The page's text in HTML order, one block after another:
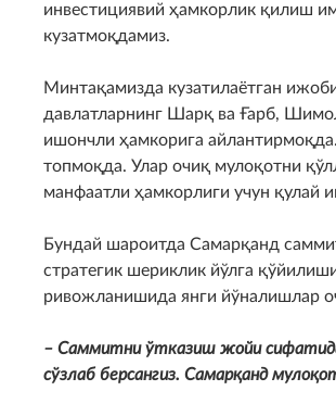
инвестициявий ҳамкорлик қилиш
кузатмоқдамиз.
Минтақамизда кузатилаётган
давлатларнинг Шарқ ва Ғарб,
ишончли ҳамкорига
топмоқда. Улар очиқ мулоқотни
манфаатли ҳамкорлиги учун қулай
Бундай шароитда Самарқанд
стратегик шериклик йўлга
ривожланишида янги йўналишлар
– Саммитни ўтказиш жойи
сўзлаб берсангиз. Самарқанд